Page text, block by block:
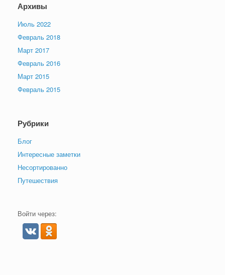
Архивы
Июль 2022
Февраль 2018
Март 2017
Февраль 2016
Март 2015
Февраль 2015
Рубрики
Блог
Интересные заметки
Несортированно
Путешествия
Войти через: